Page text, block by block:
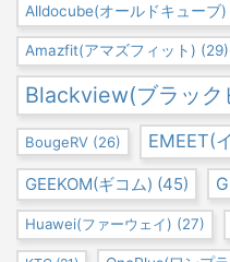
Alldocube(オールドキューブ)
Amazfit(アマズフィット) (29)
Blackview(ブラック
BougeRV (26) EMEET(
GEEKOM(ギコム) (45)
Huawei(ファーウェイ) (27)